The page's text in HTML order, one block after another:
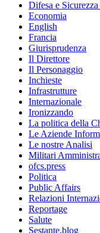
Difesa e
Economia
English
Francia
Giurisprudenza
Il Direttore
Il Personaggio
Inchieste
Infrastrutture
Internazionale
Ironizzando
La politica della
Le Aziende
Le nostre Analisi
Militari
ofcs.press
Politica
Public Affairs
Relazioni
Reportage
Salute
Sestante.blog